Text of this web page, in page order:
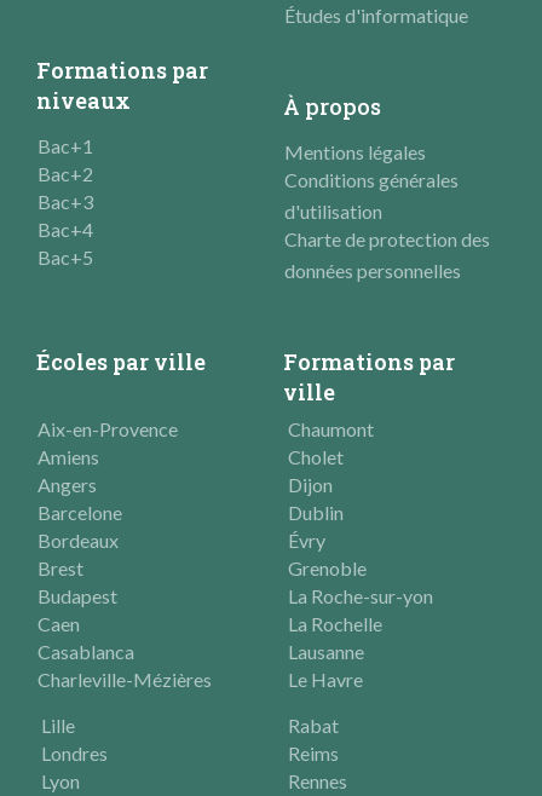
Études d'informatique
Formations par
niveaux
Bac+1
Bac+2
Bac+3
Bac+4
Bac+5
À propos
Mentions légales
Conditions générales
d'utilisation
Charte de protection des
données personnelles
Écoles par ville
Formations par
ville
Aix-en-Provence
Amiens
Angers
Barcelone
Bordeaux
Brest
Budapest
Caen
Casablanca
Charleville-Mézières
Chaumont
Cholet
Dijon
Dublin
Évry
Grenoble
La Roche-sur-yon
La Rochelle
Lausanne
Le Havre
Lille
Londres
Lyon
Rabat
Reims
Rennes